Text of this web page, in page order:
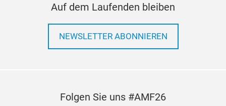
Auf dem Laufenden bleiben
NEWSLETTER ABONNIEREN
Folgen Sie uns #AMF26